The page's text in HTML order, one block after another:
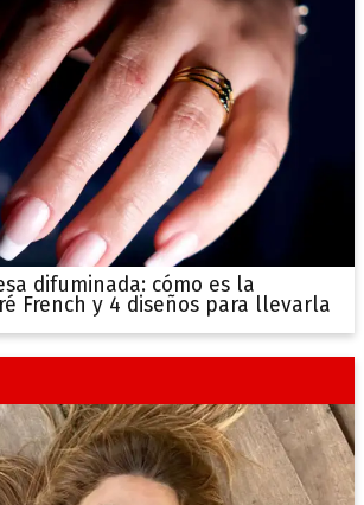
difuminada: cómo es la
French y 4 diseños para llevarla